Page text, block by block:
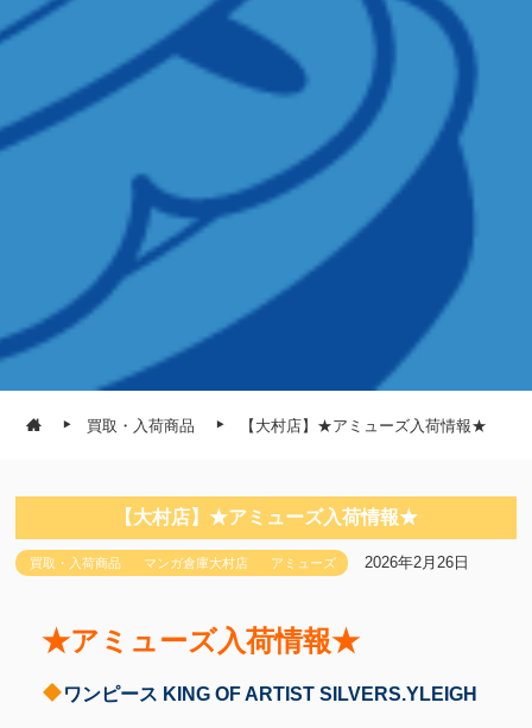
買取・入荷商品 【大村店】★アミューズ入荷情報★
【大村店】★アミューズ入荷情報★
買取・入荷商品 マンガ倉庫大村店 アミューズ 2026年2月26日
★アミューズ入荷情報★
ワンピース KING OF ARTIST SILVERS.YLEIGH